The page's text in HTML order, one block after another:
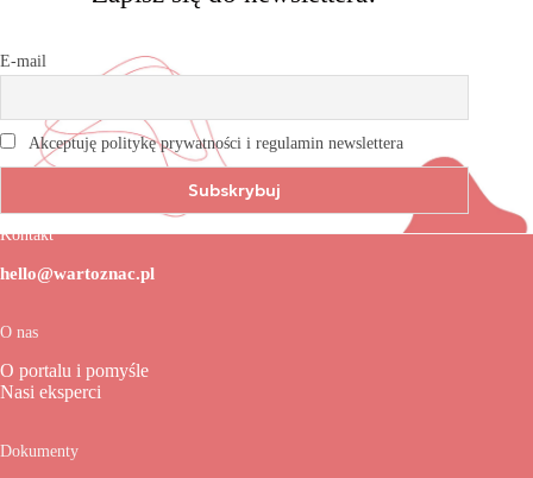
E-mail
Akceptuję politykę prywatności i regulamin newslettera
Kontakt
hello@wartoznac.pl
O nas
O portalu i pomyśle
Nasi eksperci
Dokumenty